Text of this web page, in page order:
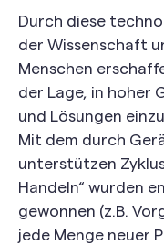
Durch diese
der Wissenschaft
Menschen
der Lage, in hoher
und Lösungen
Mit dem durch
unterstützen
Handeln“ wurden
gewonnen (z.B.
jede Menge neuer